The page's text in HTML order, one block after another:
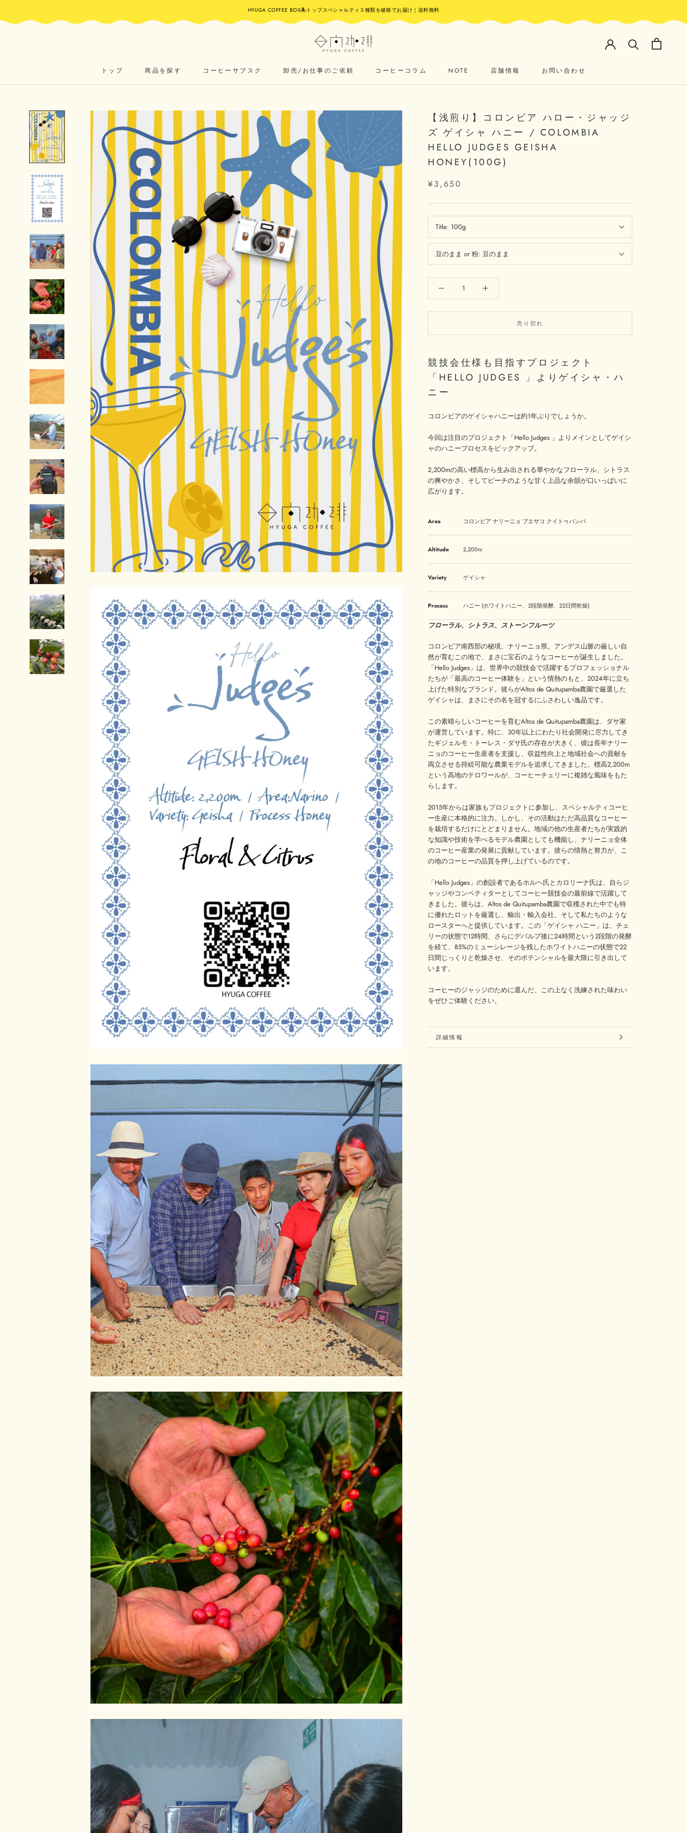
HYUGA COFFEE BOX🏝️トップスペシャルティ３種類を破格でお届け｜送料無料
トップ
商品を探す
コーヒーサブスク
卸売/お仕事のご依頼
コーヒーコラム
NOTE
店舗情報
お問い合わせ
【浅煎り】コロンビア ハロー・ジャッジ
ズ ゲイシャ ハニー / COLOMBIA
HELLO JUDGES GEISHA
HONEY(100G)
¥3,650
Title: 100g
豆のまま or 粉: 豆のまま
売り切れ
競技会仕様も目指すプロジェクト
「HELLO JUDGES 」よりゲイシャ・ハ
ニー
コロンビアのゲイシャハニーは約1年ぶりでしょうか。
今回は注目のプロジェクト「Hello Judges 」よりメインとしてゲイシ
ャのハニープロセスをピックアップ。
2,200mの高い標高から生み出される華やかなフローラル、シトラス
の爽やかさ、そしてピーチのような甘く上品な余韻が口いっぱいに
広がります。
Area コロンビア ナリーニョ ブエサコ クイトゥパンバ
Altitude 2,200m
Variety ゲイシャ
Process ハニー (ホワイトハニー、2段階発酵、22日間乾燥)
フローラル、シトラス、ストーンフルーツ
コロンビア南西部の秘境、ナリーニョ県。アンデス山脈の厳しい自
然が育むこの地で、まさに宝石のようなコーヒーが誕生しました。
「Hello Judges」は、世界中の競技会で活躍するプロフェッショナル
たちが「最高のコーヒー体験を」という情熱のもと、2024年に立ち
上げた特別なブランド。彼らがAltos de Quitupamba農園で厳選した
ゲイシャは、まさにその名を冠するにふさわしい逸品です。
この素晴らしいコーヒーを育むAltos de Quitupamba農園は、ダサ家
が運営しています。特に、30年以上にわたり社会開発に尽力してき
たギジェルモ・トーレス・ダサ氏の存在が大きく、彼は長年ナリー
ニョのコーヒー生産者を支援し、収益性向上と地域社会への貢献を
両立させる持続可能な農業モデルを追求してきました。標高2,200m
という高地のテロワールが、コーヒーチェリーに複雑な風味をもた
らします。
2015年からは家族もプロジェクトに参加し、スペシャルティコーヒ
ー生産に本格的に注力。しかし、その活動はただ高品質なコーヒー
を栽培するだけにとどまりません。地域の他の生産者たちが実践的
な知識や技術を学べるモデル農園としても機能し、ナリーニョ全体
のコーヒー産業の発展に貢献しています。彼らの情熱と努力が、こ
の地のコーヒーの品質を押し上げているのです。
「Hello Judges」の創設者であるホルヘ氏とカロリーナ氏は、自らジ
ャッジやコンペティターとしてコーヒー競技会の最前線で活躍して
きました。彼らは、Altos de Quitupamba農園で収穫された中でも特
に優れたロットを厳選し、輸出・輸入会社、そして私たちのような
ロースターへと提供しています。この「ゲイシャ ハニー」は、チェ
リーの状態で12時間、さらにデパルプ後に24時間という2段階の発酵
を経て、85%のミューシレージを残したホワイトハニーの状態で22
日間じっくりと乾燥させ、そのポテンシャルを最大限に引き出して
います。
コーヒーのジャッジのために選んだ、この上なく洗練された味わい
をぜひご体験ください。
詳細情報
画像を見る